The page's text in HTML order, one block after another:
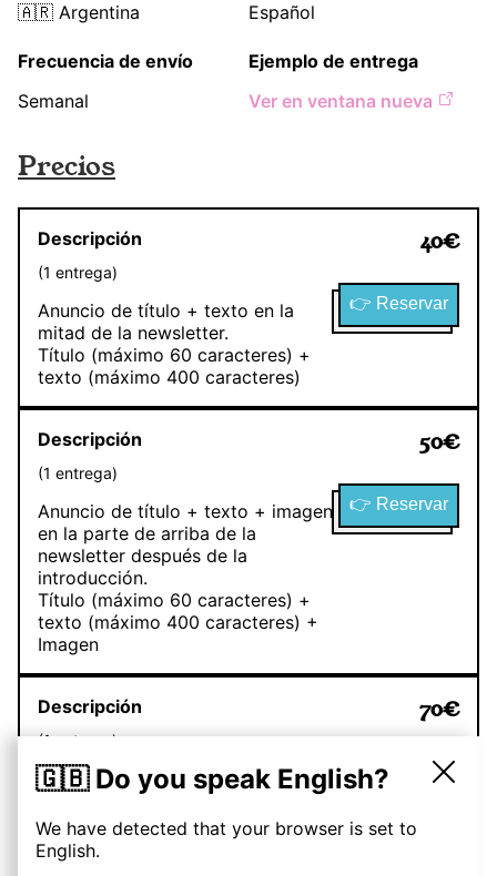
🇬🇧 Do you speak English?
We have detected that your browser is set to
English.
🇦🇷 Argentina
Español
Frecuencia de envío
Semanal
Ejemplo de entrega
Ver en ventana nueva
Precios
Descripción
(1 entrega)
Anuncio de título + texto en la
mitad de la newsletter.
Título (máximo 60 caracteres) +
texto (máximo 400 caracteres)
40€
👉 Reservar
Descripción
(1 entrega)
Anuncio de título + texto + imagen
en la parte de arriba de la
newsletter después de la
introducción.
Título (máximo 60 caracteres) +
texto (máximo 400 caracteres) +
Imagen
50€
👉 Reservar
Descripción
(1 entrega)
Anuncio de título + texto + imagen
en la parte de arriba de la
newsletter después de la
introducción + publicación en la
pestaña comunidad de mi canal de
70€
👉 Reservar